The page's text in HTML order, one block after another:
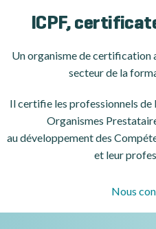
ICPF,
Un organisme de certification
secteur de la
Il certifie les professionnels
Organismes
au développement des
et leur
Nous